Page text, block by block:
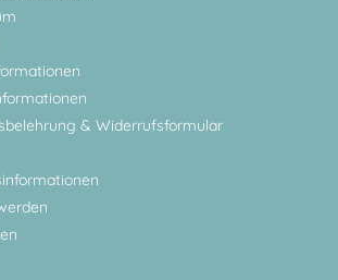
& Widerrufsformular